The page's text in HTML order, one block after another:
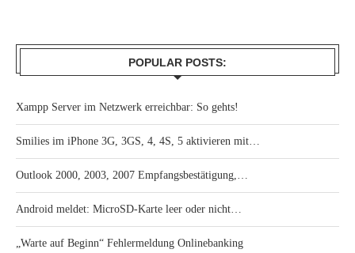
POPULAR POSTS:
Xampp Server im Netzwerk erreichbar: So gehts!
Smilies im iPhone 3G, 3GS, 4, 4S, 5 aktivieren mit…
Outlook 2000, 2003, 2007 Empfangsbestätigung,…
Android meldet: MicroSD-Karte leer oder nicht…
„Warte auf Beginn“ Fehlermeldung Onlinebanking